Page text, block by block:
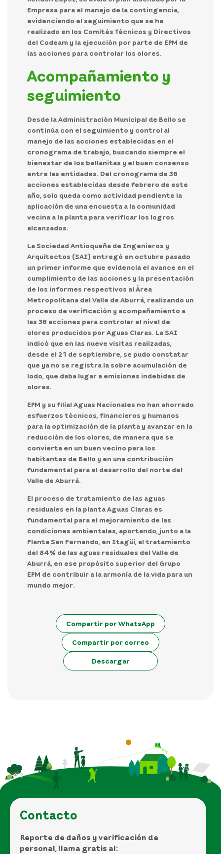
Empresa para el manejo de la contingencia,
evidenciando el seguimiento que se ha
realizado en los Comités Técnicos y Directivos
del Codeam y la ejecución por parte de EPM de
las acciones para controlar los olores.
Acompañamiento y
seguimiento
Desde la Administración Municipal de Bello se
continúa con el seguimiento y control al
manejo de las acciones establecidas en el
cronograma de trabajo, buscando siempre el
bienestar de los bellanitas y el buen consenso
entre las entidades. Del cronograma de 36
acciones establecidas desde febrero de este
año, solo queda como actividad pendiente la
aplicación de una encuesta a la comunidad
vecina a la planta para verificar los logros
alcanzados.
La Sociedad Antioqueña de Ingenieros y
Arquitectos (SAI) entregó en octubre pasado
un primer informe que evidencia el avance en el
cumplimiento de las acciones y la presentación
de los informes respectivos al Área
Metropolitana del Valle de Aburrá, realizando un
proceso de verificación y acompañamiento a
las 36 acciones para controlar el nivel de
olores producidos por Aguas Claras. La SAI
indicó que en las nueve visitas realizadas,
desde el 21 de septiembre, se pudo constatar
que ya no se registra la sobre acumulación de
lodo, que daba lugar a emisiones indebidas de
olores.
EPM y su filial Aguas Nacionales no han ahorrado
esfuerzos técnicos, financieros y humanos
para la optimización de la planta y avanzar en la
reducción de los olores, de manera que se
convierta en un buen vecino para los
habitantes de Bello y en una contribución
fundamental para el desarrollo del norte del
Valle de Aburrá.
El proceso de tratamiento de las aguas
residuales en la planta Aguas Claras es
fundamental para el mejoramiento de las
condiciones ambientales, aportando, junto a la
Planta San Fernando, en Itagüí, al tratamiento
del 84% de las aguas residuales del Valle de
Aburrá, en ese propósito superior del Grupo
EPM de contribuir a la armonía de la vida para un
mundo mejor.
Compartir por WhatsApp
Compartir por correo
Descargar
Contacto
Reporte de daños y verificación de
personal, llama gratis al: